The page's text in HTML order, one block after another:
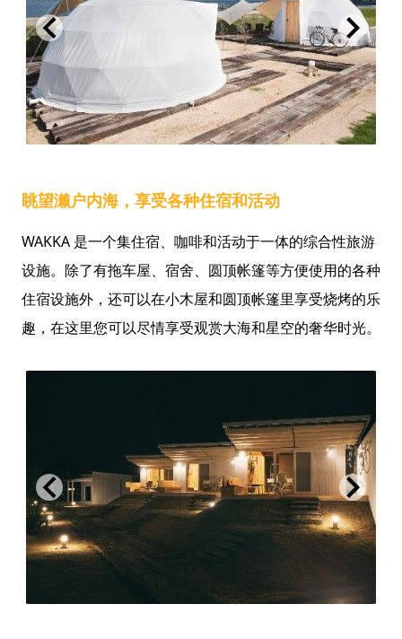
眺望濑户内海，享受各种住宿和活动
WAKKA 是一个集住宿、咖啡和活动于一体的综合性旅游
设施。除了有拖车屋、宿舍、圆顶帐篷等方便使用的各种
住宿设施外，还可以在小木屋和圆顶帐篷里享受烧烤的乐
趣，在这里您可以尽情享受观赏大海和星空的奢华时光。